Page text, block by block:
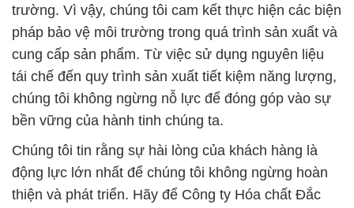
trường. Vì vậy, chúng tôi cam kết thực hiện các biện
pháp bảo vệ môi trường trong quá trình sản xuất và
cung cấp sản phẩm. Từ việc sử dụng nguyên liệu
tái chế đến quy trình sản xuất tiết kiệm năng lượng,
chúng tôi không ngừng nỗ lực để đóng góp vào sự
bền vững của hành tinh chúng ta.
Chúng tôi tin rằng sự hài lòng của khách hàng là
động lực lớn nhất để chúng tôi không ngừng hoàn
thiện và phát triển. Hãy để Công ty Hóa chất Đắc